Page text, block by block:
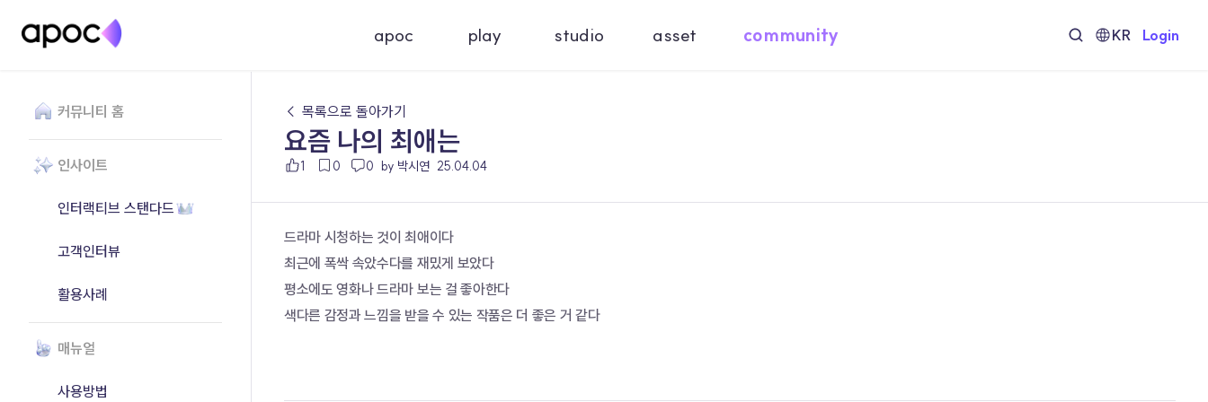
apoc play studio asset community KR Login
커뮤니티 홈
인사이트
인터랙티브 스탠다드
고객인터뷰
활용사례
매뉴얼
사용방법
← 목록으로 돌아가기
요즘 나의 최애는
1 0 0 by 박시연 25.04.04
드라마 시청하는 것이 최애이다
최근에 폭싹 속았수다를 재밌게 보았다
평소에도 영화나 드라마 보는 걸 좋아한다
색다른 감정과 느낌을 받을 수 있는 작품은 더 좋은 거 같다